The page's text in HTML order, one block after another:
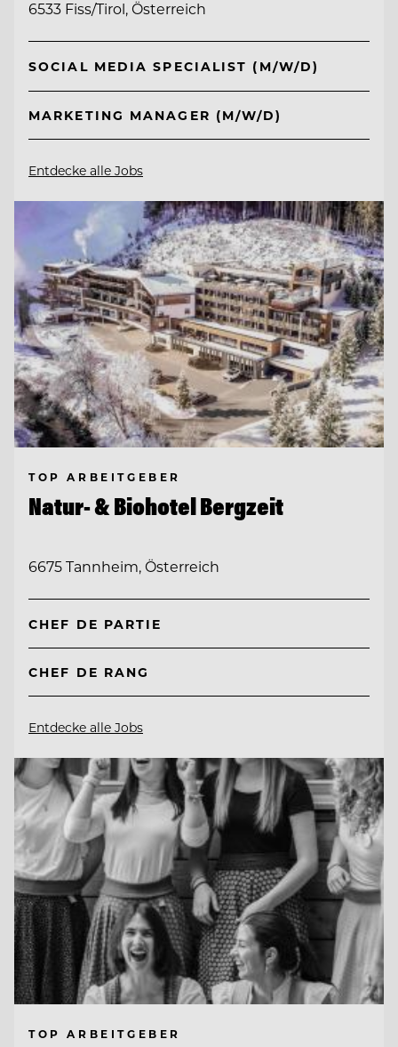
6533 Fiss/Tirol, Österreich
SOCIAL MEDIA SPECIALIST (M/W/D)
MARKETING MANAGER (M/W/D)
Entdecke alle Jobs
TOP ARBEITGEBER
Natur- & Biohotel Bergzeit
6675 Tannheim, Österreich
CHEF DE PARTIE
CHEF DE RANG
Entdecke alle Jobs
TOP ARBEITGEBER